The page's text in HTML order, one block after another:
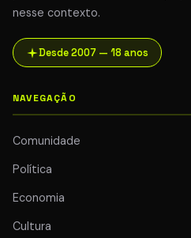
nesse contexto.
Desde 2007 — 18 anos
NAVEGAÇÃO
Comunidade
Política
Economia
Cultura